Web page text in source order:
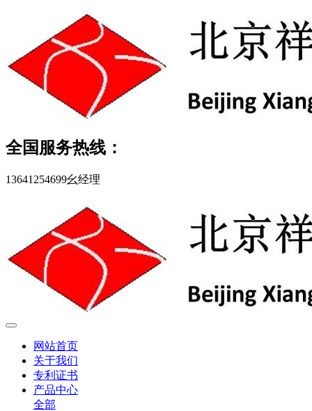
全国服务热线：
13641254699幺经理
网站首页
关于我们
专利证书
产品中心
全部